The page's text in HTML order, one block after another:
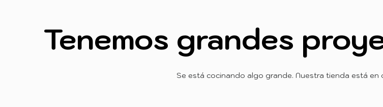
Tenemos grandes
Se está cocinando algo grande. Nuestra tienda está